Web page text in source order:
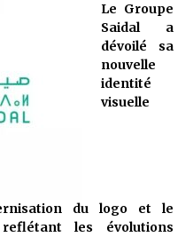
je vais tomber ! »
Le Groupe
Saidal a
dévoilé sa
nouvelle
identité
visuelle
du logo et le
les évolutions